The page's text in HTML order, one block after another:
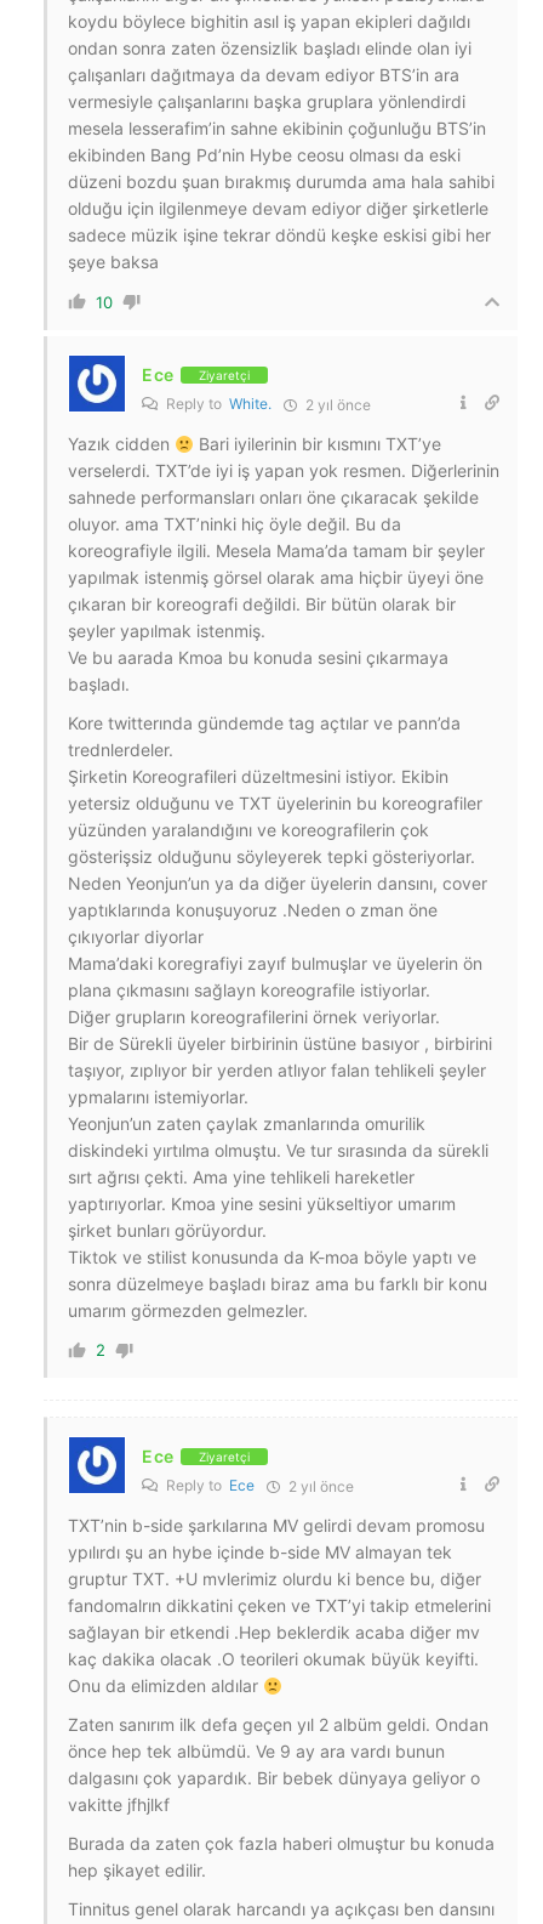
koydu böylece bighitin asıl iş yapan ekipleri dağıldı
ondan sonra zaten özensizlik başladı elinde olan iyi
çalışanları dağıtmaya da devam ediyor BTS’in ara
vermesiyle çalışanlarını başka gruplara yönlendirdi
mesela lesserafim’in sahne ekibinin çoğunluğu BTS’in
ekibinden Bang Pd’nin Hybe ceosu olması da eski
düzeni bozdu şuan bırakmış durumda ama hala sahibi
olduğu için ilgilenmeye devam ediyor diğer şirketlerle
sadece müzik işine tekrar döndü keşke eskisi gibi her
şeye baksa
10
Ece Ziyaretçi
Reply to White. 2 yıl önce
Yazık cidden
Bari iyilerinin bir kısmını TXT’ye
verselerdi. TXT’de iyi iş yapan yok resmen. Diğerlerinin
sahnede performansları onları öne çıkaracak şekilde
oluyor. ama TXT’ninki hiç öyle değil. Bu da
koreografiyle ilgili. Mesela Mama’da tamam bir şeyler
yapılmak istenmiş görsel olarak ama hiçbir üyeyi öne
çıkaran bir koreografi değildi. Bir bütün olarak bir
şeyler yapılmak istenmiş.
Ve bu aarada Kmoa bu konuda sesini çıkarmaya
başladı.
Kore twitterında gündemde tag açtılar ve pann’da
trednlerdeler.
Şirketin Koreografileri düzeltmesini istiyor. Ekibin
yetersiz olduğunu ve TXT üyelerinin bu koreografiler
yüzünden yaralandığını ve koreografilerin çok
gösterişsiz olduğunu söyleyerek tepki gösteriyorlar.
Neden Yeonjun’un ya da diğer üyelerin dansını, cover
yaptıklarında konuşuyoruz .Neden o zman öne
çıkıyorlar diyorlar
Mama’daki koregrafiyi zayıf bulmuşlar ve üyelerin ön
plana çıkmasını sağlayn koreografile istiyorlar.
Diğer grupların koreografilerini örnek veriyorlar.
Bir de Sürekli üyeler birbirinin üstüne basıyor , birbirini
taşıyor, zıplıyor bir yerden atlıyor falan tehlikeli şeyler
ypmalarını istemiyorlar.
Yeonjun’un zaten çaylak zmanlarında omurilik
diskindeki yırtılma olmuştu. Ve tur sırasında da sürekli
sırt ağrısı çekti. Ama yine tehlikeli hareketler
yaptırıyorlar. Kmoa yine sesini yükseltiyor umarım
şirket bunları görüyordur.
Tiktok ve stilist konusunda da K-moa böyle yaptı ve
sonra düzelmeye başladı biraz ama bu farklı bir konu
umarım görmezden gelmezler.
2
Ece Ziyaretçi
Reply to Ece 2 yıl önce
TXT’nin b-side şarkılarına MV gelirdi devam promosu
ypılırdı şu an hybe içinde b-side MV almayan tek
gruptur TXT. +U mvlerimiz olurdu ki bence bu, diğer
fandomalrın dikkatini çeken ve TXT’yi takip etmelerini
sağlayan bir etkendi .Hep beklerdik acaba diğer mv
kaç dakika olacak .O teorileri okumak büyük keyifti.
Onu da elimizden aldılar
Zaten sanırım ilk defa geçen yıl 2 albüm geldi. Ondan
önce hep tek albümdü. Ve 9 ay ara vardı bunun
dalgasını çok yapardık. Bir bebek dünyaya geliyor o
vakitte jfhjlkf
Burada da zaten çok fazla haberi olmuştur bu konuda
hep şikayet edilir.
Tinnitus genel olarak harcandı ya açıkçası ben dansını